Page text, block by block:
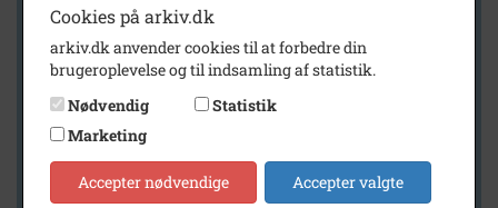
Arkiv
Gørlev Lokalhistoriske Arkiv
Cookies på arkiv.dk
arkiv.dk anvender cookies til at forbedre din
brugeroplevelse og til indsamling af statistik.
Nødvendig
Statistik
Marketing
Accepter nødvendige Accepter valgte